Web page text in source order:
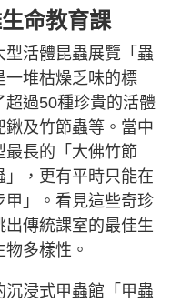
命教育課
活體昆蟲展覽「蟲
一堆枯燥乏味的標
過50種珍貴的活體
鍬及竹節蟲等。當中
最長的「大佛竹節
，更有平時只能在
甲」。看見這些奇珍
傳統課室的最佳生
多樣性。
浸式甲蟲館「甲蟲